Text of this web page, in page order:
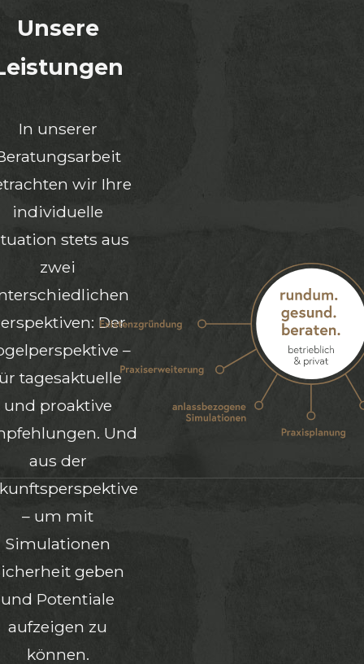
Unsere
In unserer
wir Ihre
individuelle
stets aus
zwei
Der
–
tagesaktuelle
und proaktive
Und
aus der
– um mit
Simulationen
geben
und Potentiale
aufzeigen zu
können.